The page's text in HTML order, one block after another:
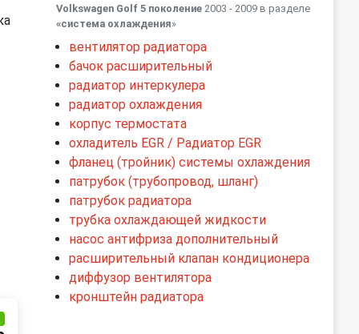
Volkswagen Golf 5 поколение 2003 - 2009 в разделе
«система охлаждения»
вентилятор радиатора
бачок расширительный
радиатор интеркулера
радиатор охлаждения
корпус термостата
охладитель EGR / Радиатор EGR
фланец (тройник) системы охлаждения
патрубок (трубопровод, шланг)
патрубок радиатора
трубка охлаждающей жидкости
насос антифриза дополнительный
расширительный клапан кондиционера
диффузор вентилятора
кронштейн радиатора